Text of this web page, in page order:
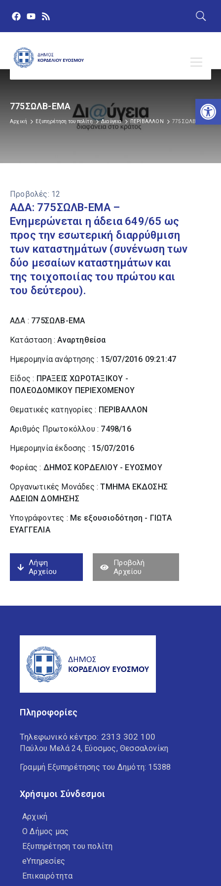
775ΣΩΛΒ-ΕΜΑ
Αρχική Εξυπηρέτηση του πολίτη Διαύγεια ΠΕΡΙΒΑΛΛΟΝ 775ΣΩΛΒ-ΕΜΑ
Προβολές: 12
ΑΔΑ: 775ΣΩΛΒ-ΕΜΑ –
Ενημερώνεται η άδεια 649/65 ως
προς την εσωτερική διαρρύθμιση
των καταστημάτων (συνένωση των
δύο μεσαίων καταστημάτων και
της τοιχοποιίας του πρώτου και
του δεύτερου).
ΑΔΑ : 775ΣΩΛΒ-ΕΜΑ
Κατάσταση :Αναρτηθείσα
Ημερομηνία ανάρτησης : 15/07/2016 09:21:47
Είδος : ΠΡΑΞΕΙΣ ΧΩΡΟΤΑΞΙΚΟΥ -
ΠΟΛΕΟΔΟΜΙΚΟΥ ΠΕΡΙΕΧΟΜΕΝΟΥ
Θεματικές κατηγορίες : ΠΕΡΙΒΑΛΛΟΝ
Αριθμός Πρωτοκόλλου : 7498/16
Ημερομηνία έκδοσης : 15/07/2016
Φορέας : ΔΗΜΟΣ ΚΟΡΔΕΛΙΟΥ - ΕΥΟΣΜΟΥ
Οργανωτικές Μονάδες :ΤΜΗΜΑ ΕΚΔΟΣΗΣ
ΑΔΕΙΩΝ ΔΟΜΗΣΗΣ
Υπογράφοντες : Με εξουσιοδότηση - ΓΙΩΤΑ
ΕΥΑΓΓΕΛΙΑ
Λήψη
Αρχείου
Προβολή
Αρχείου
Πληροφορίες
Τηλεφωνικό κέντρο: 2313 302 100
Παύλου Μελά 24, Εύοσμος, Θεσσαλονίκη
Γραμμή Εξυπηρέτησης του Δημότη: 15388
Χρήσιμοι Σύνδεσμοι
Αρχική
Ο Δήμος μας
Εξυπηρέτηση του πολίτη
eΥπηρεσίες
Επικαιρότητα